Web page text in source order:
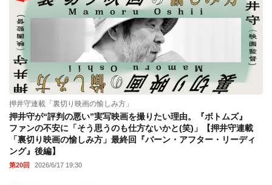
押井守連載「裏切り映画の愉しみ方」
押井守が“評判の悪い”実写映画を撮りたい理由。『ボトムズ』
ファンの不安に「そう思うのも仕方ないかと(笑)」【押井守連載
「裏切り映画の愉しみ方」最終回『バーン・アフター・リーディ
ング』後編】
第20回 2026/6/17 19:30